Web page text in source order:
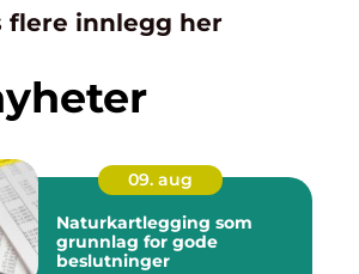
flere innlegg her
09. aug
Naturkartlegging som
grunnlag for gode
beslutninger